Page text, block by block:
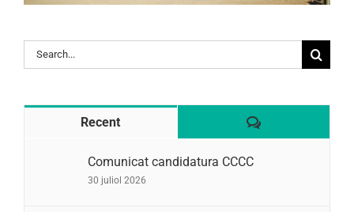
Search
for:
Recent Comentaris
Comunicat candidatura CCCC
30 juliol 2026